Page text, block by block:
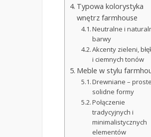
Typowa kolorystyka
wnętrz farmhouse
Neutralne i
barwy
Akcenty zieleni,
i ciemnych tonów
Meble w stylu
Drewniane –
solidne formy
Połączenie
tradycyjnych i
minimalistycznych
elementów